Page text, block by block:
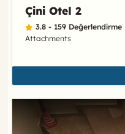
Çini Otel 2
3.8 - 159 Değerlendirme
Attachments